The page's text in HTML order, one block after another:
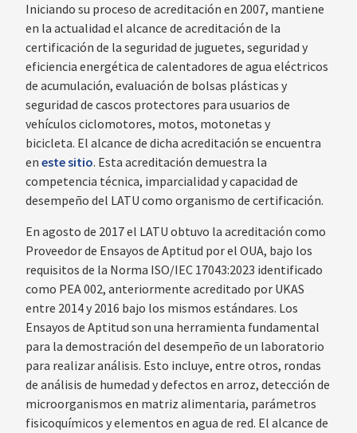
Iniciando su proceso de acreditación en 2007, mantiene
en la actualidad el alcance de acreditación de la
certificación de la seguridad de juguetes, seguridad y
eficiencia energética de calentadores de agua eléctricos
de acumulación, evaluación de bolsas plásticas y
seguridad de cascos protectores para usuarios de
vehículos ciclomotores, motos, motonetas y
bicicleta. El alcance de dicha acreditación se encuentra
en este sitio. Esta acreditación demuestra la
competencia técnica, imparcialidad y capacidad de
desempeño del LATU como organismo de certificación.
En agosto de 2017 el LATU obtuvo la acreditación como
Proveedor de Ensayos de Aptitud por el OUA, bajo los
requisitos de la Norma ISO/IEC 17043:2023 identificado
como PEA 002, anteriormente acreditado por UKAS
entre 2014 y 2016 bajo los mismos estándares. Los
Ensayos de Aptitud son una herramienta fundamental
para la demostración del desempeño de un laboratorio
para realizar análisis. Esto incluye, entre otros, rondas
de análisis de humedad y defectos en arroz, detección de
microorganismos en matriz alimentaria, parámetros
fisicoquímicos y elementos en agua de red. El alcance de